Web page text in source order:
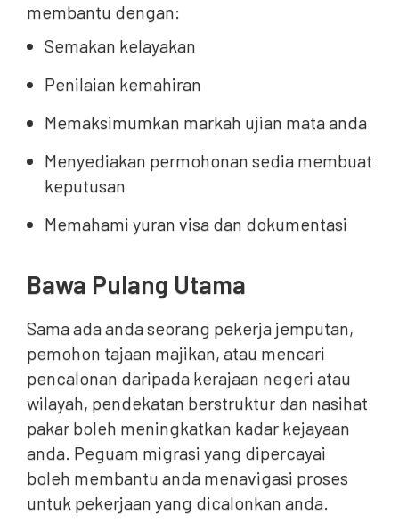
membantu dengan:
Semakan kelayakan
Penilaian kemahiran
Memaksimumkan markah ujian mata anda
Menyediakan permohonan sedia membuat
keputusan
Memahami yuran visa dan dokumentasi
Bawa Pulang Utama
Sama ada anda seorang pekerja jemputan,
pemohon tajaan majikan, atau mencari
pencalonan daripada kerajaan negeri atau
wilayah, pendekatan berstruktur dan nasihat
pakar boleh meningkatkan kadar kejayaan
anda. Peguam migrasi yang dipercayai
boleh membantu anda menavigasi proses
untuk pekerjaan yang dicalonkan anda.